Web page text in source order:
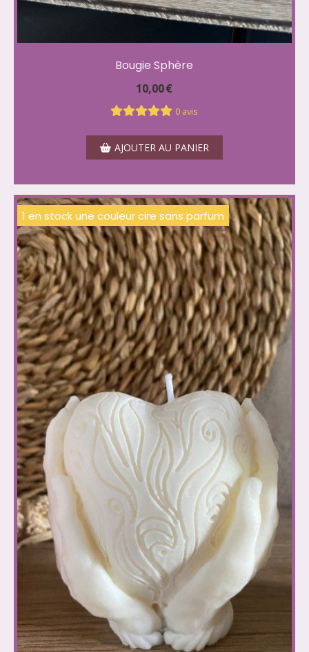
Bougie Sphère
10,00€
0 avis
AJOUTER AU PANIER
1 en stock une couleur cire sans parfum